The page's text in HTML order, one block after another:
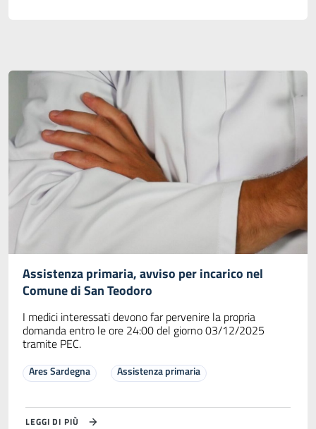
Assistenza primaria, avviso per incarico nel
Comune di San Teodoro
I medici interessati devono far pervenire la propria
domanda entro le ore 24:00 del giorno 03/12/2025
tramite PEC.
Ares Sardegna Assistenza primaria
LEGGI DI PIÙ